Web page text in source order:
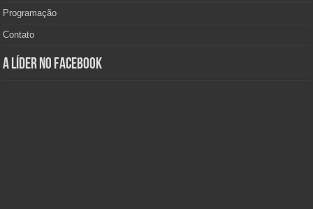
Programação
Contato
A Líder no Facebook